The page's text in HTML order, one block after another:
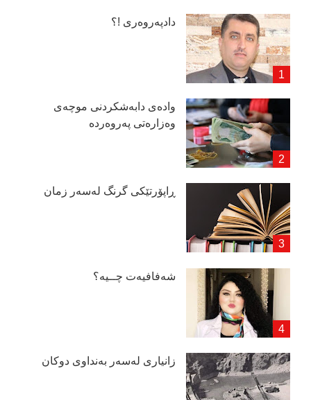
دادپەروەری !؟
وادەی دابەشكردنی موچەی
وەزارەتی پەروەردە
ڕاپۆرتێكی گرنگ لەسەر زمان
شەفافیەت چــیە؟
زانیاری لەسەر بەنداوی دوكان